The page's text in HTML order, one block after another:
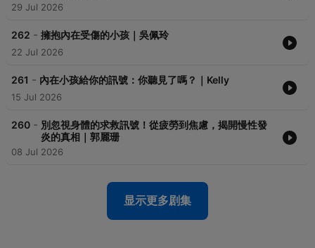
▼合作洽詢▼（或只是更多好奇 or 只是想跟我們聊聊，歡迎來找我
Youtube｜https://www.youtube.com/@MBSR
FB｜https://www.facebook.com/chinesembsr
LINE｜@mbsrtw
email｜mbsrtw@mindfulness.com.tw
29 Jul 2026
262 - 擁抱內在受傷的小孩｜吳佩玲
22 Jul 2026
261 - 內在小孩給你的訊號：你聽見了嗎？｜Kelly
15 Jul 2026
260 - 別忽視身體的求救訊號！從疲勞到焦慮，揭開慢性發
炎的真相｜郭麗珊
08 Jul 2026
显示更多剧集